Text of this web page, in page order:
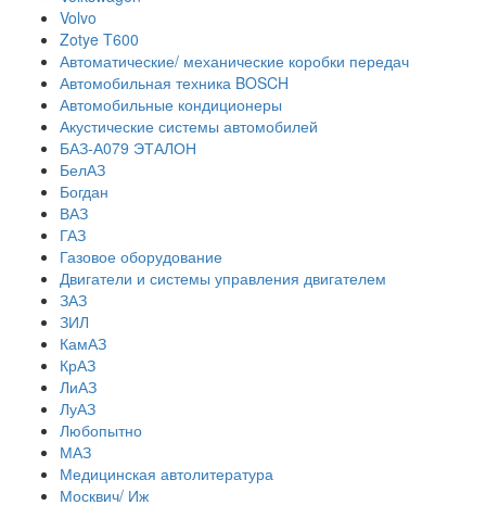
Volvo
Zotye T600
Автоматические/ механические коробки передач
Автомобильная техника BOSCH
Автомобильные кондиционеры
Акустические системы автомобилей
БАЗ-А079 ЭТАЛОН
БелАЗ
Богдан
ВАЗ
ГАЗ
Газовое оборудование
Двигатели и системы управления двигателем
ЗАЗ
ЗИЛ
КамАЗ
КрАЗ
ЛиАЗ
ЛуАЗ
Любопытно
МАЗ
Медицинская автолитература
Москвич/ Иж